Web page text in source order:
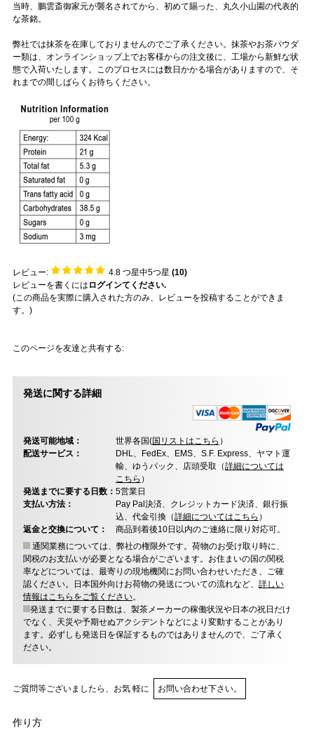
当時、鵬雲斎御家元が襲名されてから、初めて賜った、丸久小山園の代表的
な茶銘。
弊社では抹茶を在庫しておりませんのでご了承ください。抹茶やお茶パウダ
ー類は、オンラインショップ上でお客様からの注文後に、工場から新鮮な状
態で入荷いたします。このプロセスには数日かかる場合がありますので、そ
れまでの間しばらくお待ちください。
レビュー: 4.8つ星中5つ星 (10)
レビューを書くには ログインてください.
(この商品を実際に購入された方のみ、レビューを投稿することができま
す。)
このページを友達と共有する:
発送に関する詳細
発送可能地域： 世界各国(国リストはこちら ）
配送サービス：
DHL、FedEx、EMS、S.F. Express、ヤマト運
輸、ゆうパック、店頭受取（詳細については
こちら ）
発送までに要する日数： 5営業日
支払い方法：
Pay Pal決済、クレジットカード決済、銀行振
込、代金引換（詳細についてはこちら ）
返金と交換について：
商品到着後10日以内のご連絡に限り対応可。
通関業務については、弊社の権限外です。荷物のお受け取り時に、
関税のお支払いが必要となる場合がございます。お住まいの国の関税
率などについては、最寄りの現地機関にお問い合わせいただき、ご確
認ください。日本国外向けお荷物の発送についての流れなど、 詳しい
情報はこちらをご覧ください。
発送までに要する日数は、製茶メーカーの稼働状況や日本の祝日だけ
でなく、天災や予期せぬアクシデントなどにより変動することがあり
ます。必ずしも発送日を保証するものではありませんので、ご了承く
ださい。
ご質問等ございましたら、お気 軽に お問い合わせ下さい。
作り方